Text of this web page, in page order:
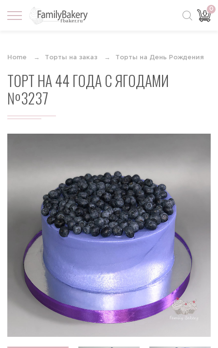
0
Home Торты на заказ Торты на День Рождения
ТОРТ НА 44 ГОДА С ЯГОДАМИ
№3237